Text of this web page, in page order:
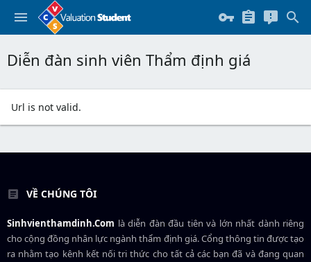
Diễn đàn sinh viên Thẩm định giá
Url is not valid.
VỀ CHÚNG TÔI
Sinhvienthamdinh.Com là diễn đàn đầu tiên và lớn nhất dành riêng
cho cộng đồng nhân lực ngànhthẩm định giá. Cổng thông tin được tạo
ra nhằm tạo kênh kết nối tri thức cho tất cả các bạn đã và đang quan